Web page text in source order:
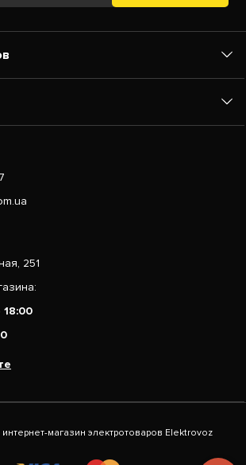
251
магазин электротоваров Elektrovoz